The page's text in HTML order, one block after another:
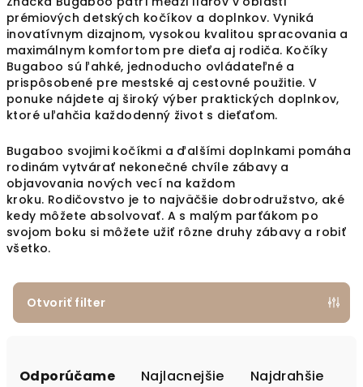
prémiových detských kočíkov a doplnkov. Vyniká
inovatívnym dizajnom, vysokou kvalitou spracovania a
maximálnym komfortom pre dieťa aj rodiča. Kočíky
Bugaboo sú ľahké, jednoducho ovládateľné a
prispôsobené pre mestské aj cestovné použitie. V
ponuke nájdete aj široký výber praktických doplnkov,
ktoré uľahčia každodenný život s dieťaťom.
Bugaboo svojimi kočíkmi a ďalšími doplnkami pomáha
rodinám vytvárať nekonečné chvíle zábavy a
objavovania nových vecí na každom
kroku. Rodičovstvo je to najväčšie dobrodružstvo, aké
kedy môžete absolvovať. A s malým parťákom po
svojom boku si môžete užiť rôzne druhy zábavy a robiť
všetko.
Otvoriť filter
Odporúčame Najlacnejšie Najdrahšie